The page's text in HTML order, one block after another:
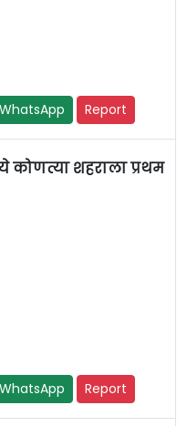
Report
कोणत्या शहराला प्रथम
Report